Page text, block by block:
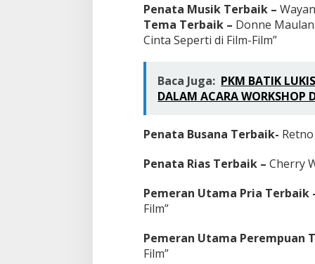
Penata Musik Terbaik –
Tema Terbaik – Donne
Cinta Seperti di Film-Film”
Baca Juga: PKM BATIK
DALAM ACARA WORKSHOP
Penata Busana Terbaik-
Penata Rias Terbaik –Cherry
Pemeran Utama Pria Terbaik
Film”
Pemeran Utama Perempuan
Film”